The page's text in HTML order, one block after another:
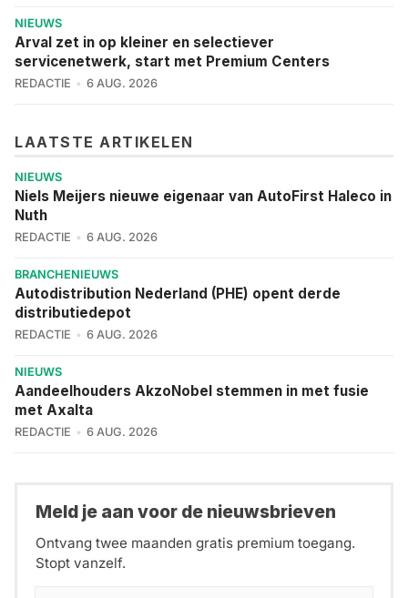
NIEUWS
Arval zet in op kleiner en selectiever
servicenetwerk, start met Premium Centers
REDACTIE 6 AUG. 2026
LAATSTE ARTIKELEN
NIEUWS
Niels Meijers nieuwe eigenaar van AutoFirst Haleco in
Nuth
REDACTIE 6 AUG. 2026
BRANCHENIEUWS
Autodistribution Nederland (PHE) opent derde
distributiedepot
REDACTIE 6 AUG. 2026
NIEUWS
Aandeelhouders AkzoNobel stemmen in met fusie
met Axalta
REDACTIE 6 AUG. 2026
Meld je aan voor de nieuwsbrieven
Ontvang twee maanden gratis premium toegang.
Stopt vanzelf.